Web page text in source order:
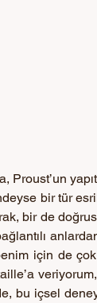
Proust’un
bir tür
bir de
için de
bu içsel